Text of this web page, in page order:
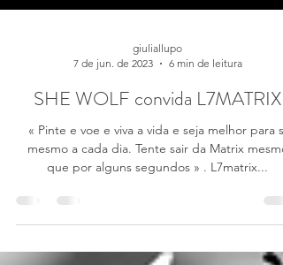
giuliallupo
7 de jun. de 2023
6 min de leitura
SHE WOLF convida L7MATRIX
que por alguns segundos » . L7matrix...